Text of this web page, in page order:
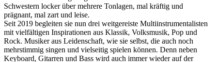
Schwestern locker über mehrere Tonlagen, mal kräftig und
prägnant, mal zart und leise.
Seit 2019 begleiten sie nun drei weitgereiste Multiinstrumentalisten
mit vielfältigen Inspirationen aus Klassik, Volksmusik, Pop und
Rock. Musiker aus Leidenschaft, wie sie selbst, die auch noch
mehrstimmig singen und vielseitig spielen können. Denn neben
Keyboard, Gitarren und Bass wird auch immer wieder auf der